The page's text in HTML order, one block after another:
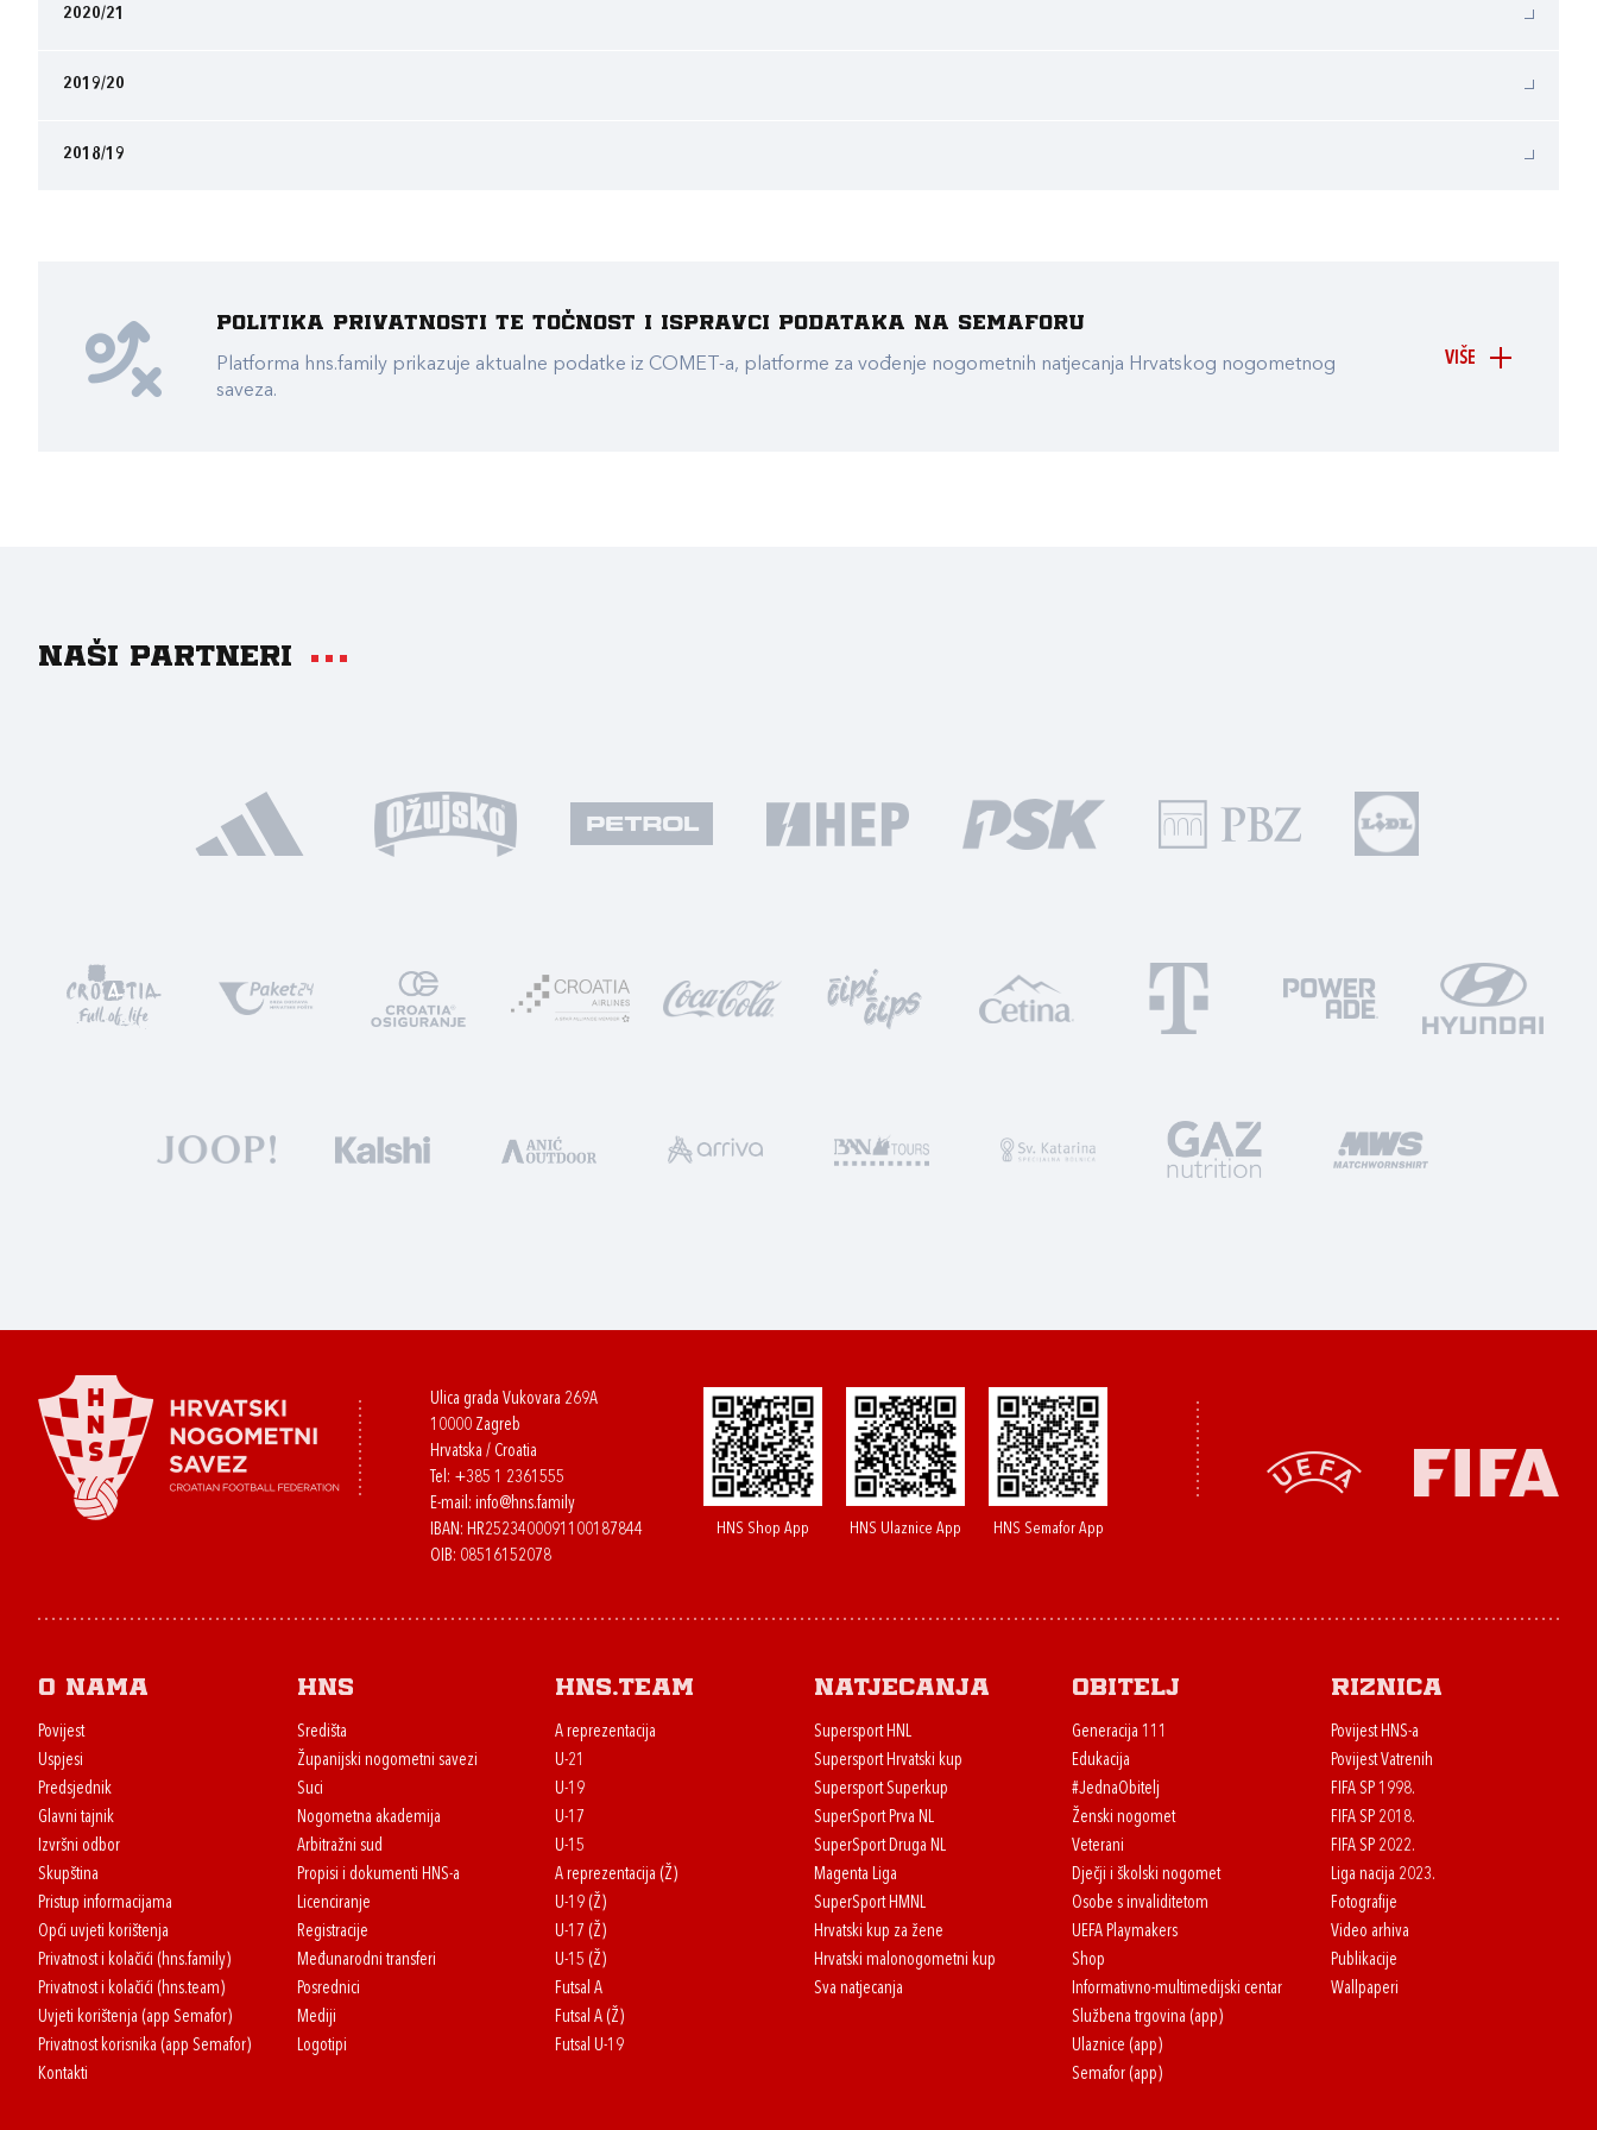
2020/21
2019/20
2018/19
VIŠE
Politika privatnosti te točnost i ispravci podataka na Semaforu
Platforma hns.family prikazuje aktualne podatke iz COMET-a, platforme za vođenje nogometnih natjecanja Hrvatskog nogometnog
saveza.
Naši partneri
Ulica grada Vukovara 269A
10000 Zagreb
Hrvatska / Croatia
Tel: +385 1 2361555
E-mail: info@hns.family
IBAN: HR2523400091100187844
OIB: 08516152078
HNS Shop App HNS Ulaznice App HNS Semafor App
O nama
Povijest
Uspjesi
Predsjednik
Glavni tajnik
Izvršni odbor
Skupština
Pristup informacijama
Opći uvjeti korištenja
Privatnost i kolačići (hns.family)
Privatnost i kolačići (hns.team)
Uvjeti korištenja (app Semafor)
Privatnost korisnika (app Semafor)
Kontakti
HNS
Središta
Županijski nogometni savezi
Suci
Nogometna akademija
Arbitražni sud
Propisi i dokumenti HNS-a
Licenciranje
Registracije
Međunarodni transferi
Posrednici
Mediji
Logotipi
HNS.team
A reprezentacija
U-21
U-19
U-17
U-15
A reprezentacija (Ž)
U-19 (Ž)
U-17 (Ž)
U-15 (Ž)
Futsal A
Futsal A (Ž)
Futsal U-19
Natjecanja
Supersport HNL
Supersport Hrvatski kup
Supersport Superkup
SuperSport Prva NL
SuperSport Druga NL
Magenta Liga
SuperSport HMNL
Hrvatski kup za žene
Hrvatski malonogometni kup
Sva natjecanja
Obitelj
Generacija 111
Edukacija
#JednaObitelj
Ženski nogomet
Veterani
Dječji i školski nogomet
Osobe s invaliditetom
UEFA Playmakers
Shop
Informativno-multimedijski centar
Službena trgovina (app)
Ulaznice (app)
Semafor (app)
Riznica
Povijest HNS-a
Povijest Vatrenih
FIFA SP 1998.
FIFA SP 2018.
FIFA SP 2022.
Liga nacija 2023.
Fotografije
Video arhiva
Publikacije
Wallpaperi